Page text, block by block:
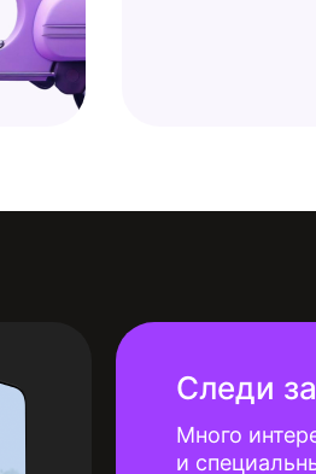
Следи
Много
и